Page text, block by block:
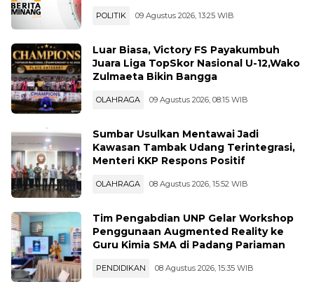
POLITIK 09 Agustus 2026, 13:25 WIB
Luar Biasa, Victory FS Payakumbuh
Juara Liga TopSkor Nasional U-12,Wako
Zulmaeta Bikin Bangga
OLAHRAGA 09 Agustus 2026, 08:15 WIB
Sumbar Usulkan Mentawai Jadi
Kawasan Tambak Udang Terintegrasi,
Menteri KKP Respons Positif
OLAHRAGA 08 Agustus 2026, 15:52 WIB
Tim Pengabdian UNP Gelar Workshop
Penggunaan Augmented Reality ke
Guru Kimia SMA di Padang Pariaman
PENDIDIKAN 08 Agustus 2026, 15:35 WIB